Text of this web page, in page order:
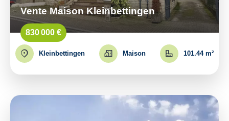
Vente Maison Kleinbettingen
830 000 €
Kleinbettingen Maison 101.44 m²